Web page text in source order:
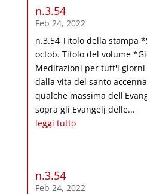
n.3.54
Feb 24, 2022
n.3.54 Titolo della stampa
octob. Titolo del volume
Meditazioni per tutt'i
dalla vita del santo
qualche massima
sopra gli Evangelj delle...
leggi tutto
n.3.54
Feb 24, 2022